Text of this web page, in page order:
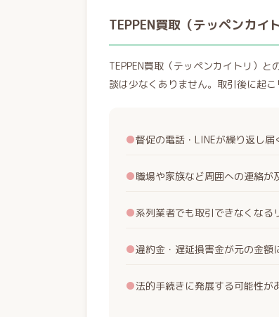
TEPPEN買取（テッペンカイ
TEPPEN買取（テッペンカイトリ）
談は少なくありません。取引後に起
●督促の電話・LINEが繰り返し届
●職場や家族など周囲への連絡が
●系列業者でも取引できなくなる
●違約金・遅延損害金が元の金額
●法的手続きに発展する可能性が